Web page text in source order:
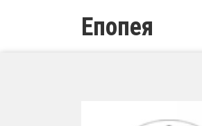
Епопея